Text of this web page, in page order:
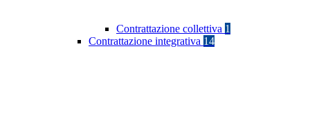
Contrattazione collettiva 1
Contrattazione integrativa 14